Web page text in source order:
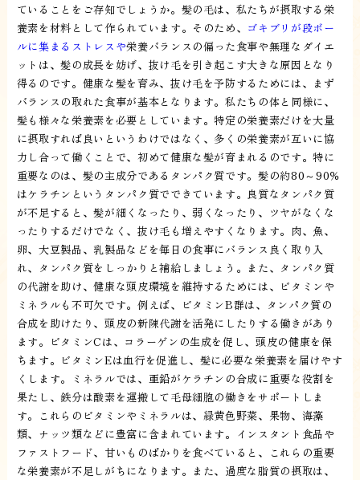
ていることをご存知でしょうか。髪の毛は、私たちが摂取する栄
養素を材料として作られています。そのため、 ゴキブリが段ボー
ルに集まるストレスや栄養バランスの偏った食事や無理なダイエ
ットは、髪の成長を妨げ、抜け毛を引き起こす大きな原因となり
得るのです。健康な髪を育み、抜け毛を予防するためには、まず
バランスの取れた食事が基本となります。私たちの体と同様に、
髪も様々な栄養素を必要としています。特定の栄養素だけを大量
に摂取すれば良いというわけではなく、多くの栄養素が互いに協
力し合って働くことで、初めて健康な髪が育まれるのです。特に
重要なのは、髪の主成分であるタンパク質です。髪の約80～90％
はケラチンというタンパク質でできています。良質なタンパク質
が不足すると、髪が細くなったり、弱くなったり、ツヤがなくな
ったりするだけでなく、抜け毛も増えやすくなります。肉、魚、
卵、大豆製品、乳製品などを毎日の食事にバランス良く取り入
れ、タンパク質をしっかりと補給しましょう。また、タンパク質
の代謝を助け、健康な頭皮環境を維持するためには、ビタミンや
ミネラルも不可欠です。例えば、ビタミンB群は、タンパク質の
合成を助けたり、頭皮の新陳代謝を活発にしたりする働きがあり
ます。ビタミンCは、コラーゲンの生成を促し、頭皮の健康を保
ちます。ビタミンEは血行を促進し、髪に必要な栄養素を届けやす
くします。ミネラルでは、亜鉛がケラチンの合成に重要な役割を
果たし、鉄分は酸素を運搬して毛母細胞の働きをサポートしま
す。これらのビタミンやミネラルは、緑黄色野菜、果物、海藻
類、ナッツ類などに豊富に含まれています。インスタント食品や
ファストフード、甘いものばかりを食べていると、これらの重要
な栄養素が不足しがちになります。また、過度な脂質の摂取は、